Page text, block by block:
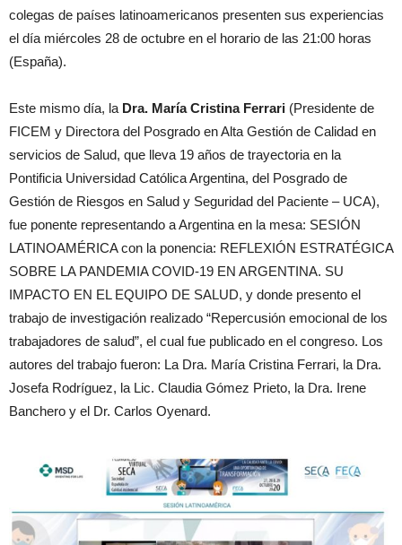
colegas de países latinoamericanos presenten sus experiencias
el día miércoles 28 de octubre en el horario de las 21:00 horas
(España).
Este mismo día, la Dra. María Cristina Ferrari (Presidente de
FICEM y Directora del Posgrado en Alta Gestión de Calidad en
servicios de Salud, que lleva 19 años de trayectoria en la
Pontificia Universidad Católica Argentina, del Posgrado de
Gestión de Riesgos en Salud y Seguridad del Paciente – UCA),
fue ponente representando a Argentina en la mesa: SESIÓN
LATINOAMÉRICA con la ponencia: REFLEXIÓN ESTRATÉGICA
SOBRE LA PANDEMIA COVID‐19 EN ARGENTINA. SU
IMPACTO EN EL EQUIPO DE SALUD, y donde presento el
trabajo de investigación realizado “Repercusión emocional de los
trabajadores de salud”, el cual fue publicado en el congreso. Los
autores del trabajo fueron: La Dra. María Cristina Ferrari, la Dra.
Josefa Rodríguez, la Lic. Claudia Gómez Prieto, la Dra. Irene
Banchero y el Dr. Carlos Oyenard.